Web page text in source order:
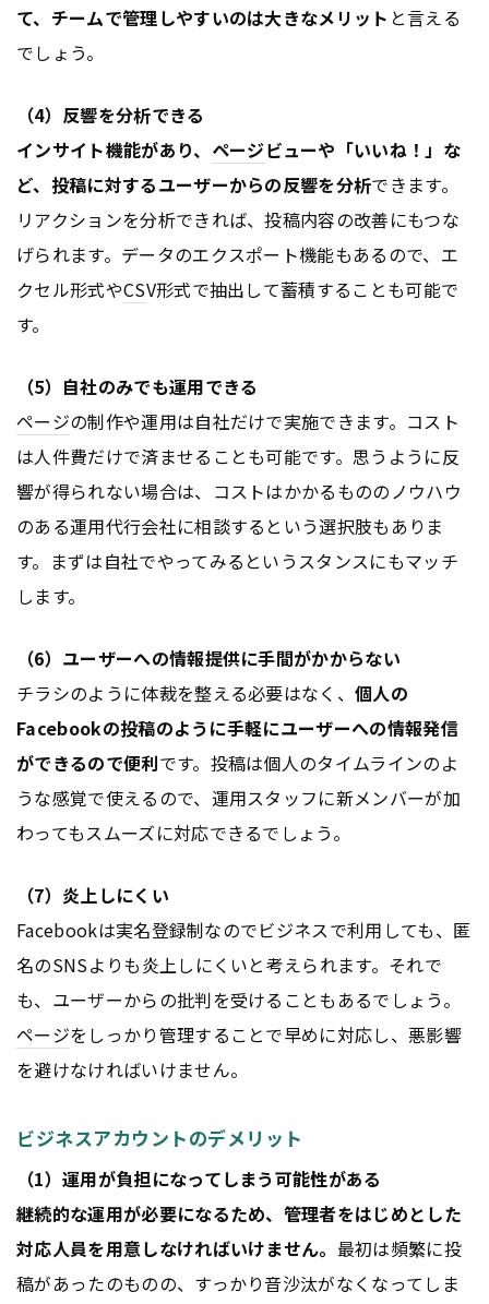
て、チームで管理しやすいのは大きなメリット と言える
でしょう。
（4）反響を分析できる
インサイト機能があり、 ページビューや「いいね！」な
ど、投稿に対するユーザーからの反響を分析できます。
リアクションを分析できれば、投稿内容の改善にもつな
げられます。データのエクスポート機能もあるので、エ
クセル形式やCSV形式で抽出して蓄積することも可能で
す。
（5）自社のみでも運用できる
ページの制作や運用は自社だけで実施できます。コスト
は人件費だけで済ませることも可能です。思うように反
響が得られない場合は、コストはかかるもののノウハウ
のある運用代行会社に相談するという選択肢もありま
す。まずは自社でやってみるというスタンスにもマッチ
します。
（6）ユーザーへの情報提供に手間がかからない
チラシのように体裁を整える必要はなく、個人の
Facebookの投稿のように手軽にユーザーへの情報発信
ができるので便利です。投稿は個人のタイムラインのよ
うな感覚で使えるので、運用スタッフに新メンバーが加
わってもスムーズに対応できるでしょう。
（7）炎上しにくい
Facebookは実名登録制なのでビジネスで利用しても、匿
名のSNSよりも炎上しにくいと考えられます。それで
も、ユーザーからの批判を受けることもあるでしょう。
ページをしっかり管理することで早めに対応し、悪影響
を避けなければいけません。
ビジネスアカウントのデメリット
（1）運用が負担になってしまう可能性がある
継続的な運用が必要になるため、管理者をはじめとした
対応人員を用意しなければいけません。 最初は頻繁に投
稿があったのものの、すっかり音沙汰がなくなってしま